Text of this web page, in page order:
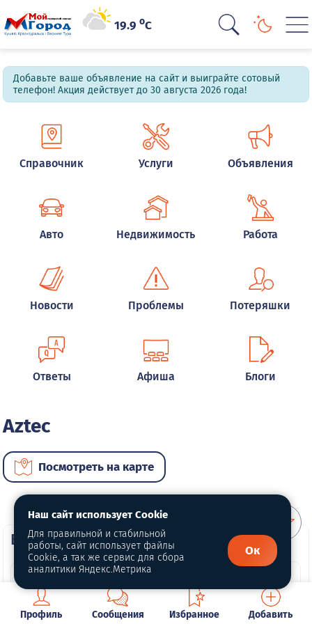
19.9oC
Добавьте ваше объявление на сайт и выиграйте сотовый
телефон! Акция действует до 30 августа 2026 года!
Справочник Услуги Объявления
Авто Недвижимость Работа
Новости Проблемы Потеряшки
Ответы Афиша Блоги
Aztec
Посмотреть на карте
ВИП автомобили
Профиль Сообщения Избранное Добавить
Наш сайт использует Cookie
Для правильной и стабильной
работы, сайт использует файлы
Cookie, а так же сервис для сбора
аналитики Яндекс.Метрика
Ок